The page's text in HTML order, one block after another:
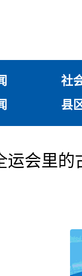
社
县
会里的